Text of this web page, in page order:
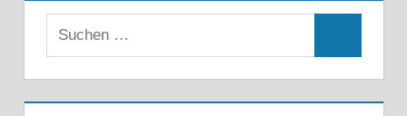
Suchen